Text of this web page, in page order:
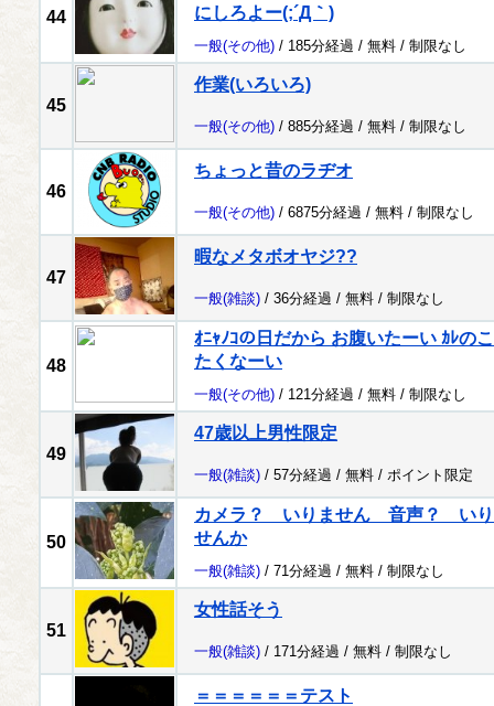
44 にしろよー(;´Д｀)
一般(その他) / 185分経過 / 無料 / 制限なし
45
作業(いろいろ)
一般(その他) / 885分経過 / 無料 / 制限なし
46
ちょっと昔のラヂオ
一般(その他) / 6875分経過 / 無料 / 制限なし
47
暇なメタボオヤジ??
一般(雑談) / 36分経過 / 無料 / 制限なし
48
ｵﾆｬﾉｺの日だから お腹いたーい ｶﾚの
たくなーい
一般(その他) / 121分経過 / 無料 / 制限なし
49
47歳以上男性限定
一般(雑談) / 57分経過 / 無料 / ポイント限定
50
カメラ？ いりません 音声？ いり
せんか
一般(雑談) / 71分経過 / 無料 / 制限なし
51
女性話そう
一般(雑談) / 171分経過 / 無料 / 制限なし
＝＝＝＝＝＝テスト